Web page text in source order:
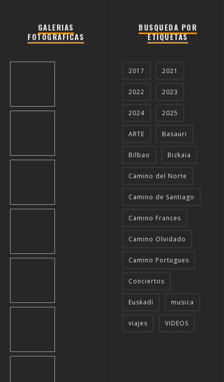
GALERIAS
FOTOGRAFICAS
BUSQUEDA POR
ETIQUETAS
2017 2021
2022 2023
2024 2025
ARTE Basauri
Bilbao Bizkaia
Camino del Norte
Camino de Santiago
Camino Frances
Camino Olvidado
Camino Portugues
Conciertos
Euskadi musica
viajes ViDEOS